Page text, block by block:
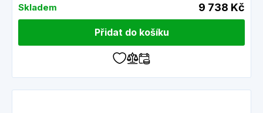
Skladem 9 738 Kč
Přidat do košíku